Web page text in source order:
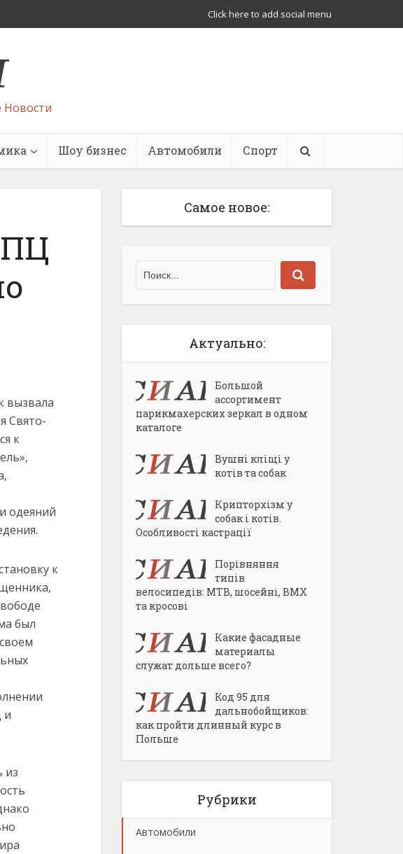
Click here to add social menu
Новости
Шоу бизнес Автомобили Спорт
вызвала
Свято-
к
одеяний
к
был
и
из
Самое новое:
Актуально:
Большой
ассортимент
парикмахерских зеркал в одном
каталоге
Вушні кліщі у
котів та собак
Крипторхізм у
собак і котів.
Особливості кастрації
Порівняння
типів
велосипедів: MTB, шосейні, BMX
та кросові
Какие фасадные
материалы
служат дольше всего?
Код 95 для
дальнобойщиков:
как пройти длинный курс в
Польше
Рубрики
Автомобили